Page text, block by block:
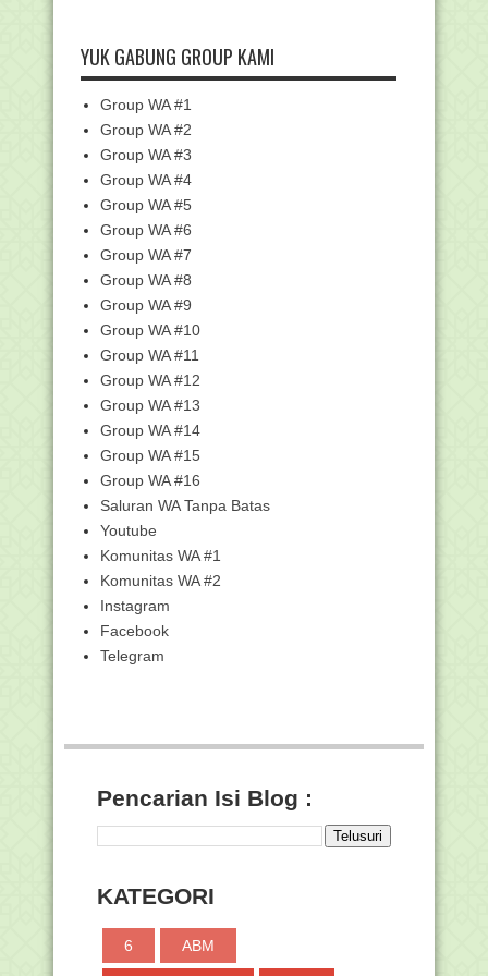
Kumpulan Twibbon Sumpah Pemuda
Tahun 2023
Penyesuaian AK Konvensi...
JIKA KALIAN TIDAK MELIHATKU DI
SYURGA
Khutbah Jumat: Sumpah Pemuda untuk
Generasi Indone...
Khutbah Jumat: Beriman kepada Takdir
Allah Ta’ala
Juknis Lomba Foto GTK Madrasah
Pengumuman Perubahan Status
Kelulusan Seleksi Admi...
Kelulusan Seleksi Admi...
Pedoman Peringatan Hari Sumpah
Pemuda (HSP) ke-95 ...
Logo Hari Sumpah Pemuda 2023
Panduan Pengawas Asesmen Nasional
SD/MI/SDLB/Paket...
Modul Ajar SD-SDLB Tematik kelas 1
Fase A Kurikulu...
CP Ekonomi Fase E-F Kurikulum
Merdeka
Undangan Peserta Lokakarya Tindak
Berprestasi Ja...
Adiwiyata 2023
Undangan Peserta Bimtek Fasilitator
Perpanjangan Jadwal Pengisian Survei
Lingkungan Be...
81.607 Calon ASN Kementerian Agama
Lolos Seleksi A...
YUK GABUNG GROUP KAMI
Group WA #1
Group WA #2
Group WA #3
Group WA #4
Group WA #5
Group WA #6
Group WA #7
Group WA #8
Group WA #9
Group WA #10
Group WA #11
Group WA #12
Group WA #13
Group WA #14
Group WA #15
Group WA #16
Saluran WA Tanpa Batas
Youtube
Komunitas WA #1
Komunitas WA #2
Instagram
Facebook
Telegram
Pencarian Isi Blog :
KATEGORI
6 ABM